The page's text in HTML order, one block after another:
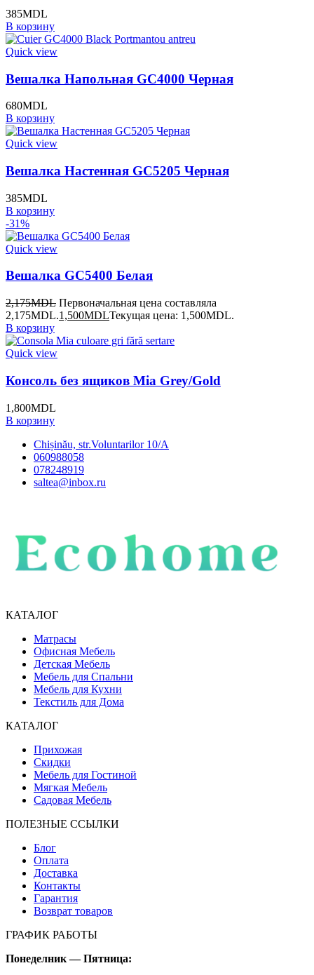
385MDL
В корзину
Quick view
Вешалка Напольная GC4000 Черная
680MDL
В корзину
Quick view
Вешалка Настенная GC5205 Черная
385MDL
В корзину
-31%
Quick view
Вешалка GC5400 Белая
2,175MDL Первоначальная цена составляла
2,175MDL.1,500MDLТекущая цена: 1,500MDL.
В корзину
Quick view
Консоль без ящиков Mia Grey/Gold
1,800MDL
В корзину
Chișinău, str.Voluntarilor 10/A
060988058
078248919
saltea@inbox.ru
КАТАЛОГ
Матрасы
Офисная Мебель
Детская Мебель
Мебель для Спальни
Мебель для Кухни
Текстиль для Дома
КАТАЛОГ
Прихожая
Скидки
Мебель для Гостиной
Мягкая Мебель
Садовая Мебель
ПОЛЕЗНЫЕ ССЫЛКИ
Блог
Оплата
Доставка
Контакты
Гарантия
Возврат товаров
ГРАФИК РАБОТЫ
Понеделник — Пятница: